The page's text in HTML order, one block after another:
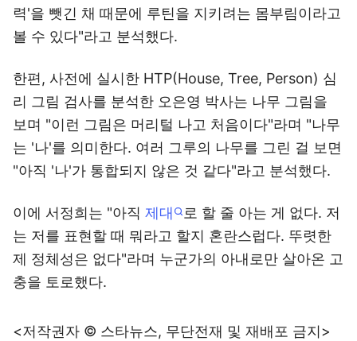
력'을 뺏긴 채 때문에 루틴을 지키려는 몸부림이라고
볼 수 있다"라고 분석했다.
한편, 사전에 실시한 HTP(House, Tree, Person) 심
리 그림 검사를 분석한 오은영 박사는 나무 그림을
보며 "이런 그림은 머리털 나고 처음이다"라며 "나무
는 '나'를 의미한다. 여러 그루의 나무를 그린 걸 보면
"아직 '나'가 통합되지 않은 것 같다"라고 분석했다.
이에 서정희는 "아직 제대
로 할 줄 아는 게 없다. 저
는 저를 표현할 때 뭐라고 할지 혼란스럽다. 뚜렷한
제 정체성은 없다"라며 누군가의 아내로만 살아온 고
충을 토로했다.
<저작권자 © 스타뉴스, 무단전재 및 재배포 금지>